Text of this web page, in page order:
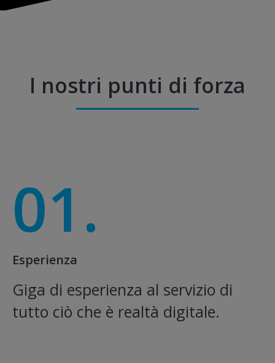
I nostri punti di forza
01.
Esperienza
Giga di esperienza al servizio di
tutto ciò che è realtà digitale.